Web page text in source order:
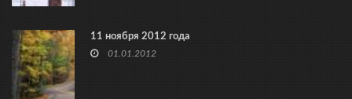
11 ноября 2012 года
01.01.2012